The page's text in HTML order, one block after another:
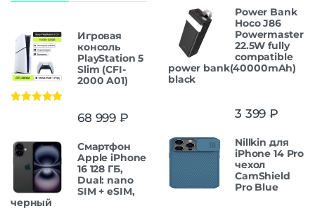
Игровая
консоль
PlayStation 5
Slim (CFI-
2000 A01)
68 999 ₽
Смартфон
Apple iPhone
16 128 ГБ,
Dual: nano
SIM + eSIM,
черный
Power Bank
Hoco J86
Powermaster
22.5W fully
compatible
power bank(40000mAh)
black
3 399 ₽
Nillkin для
iPhone 14 Pro
чехол
CamShield
Pro Blue